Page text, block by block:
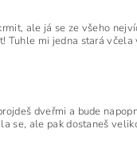
ale já se ze všeho
Tuhle mi jedna stará
dveřmi a bude
se, ale pak dostaneš